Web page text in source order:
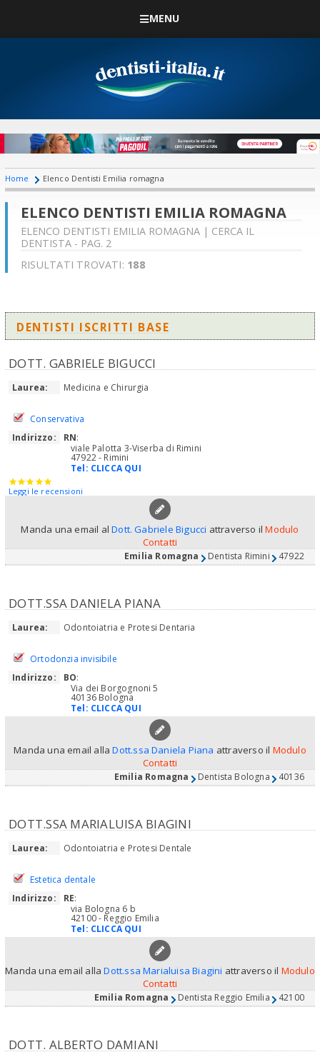
MENU
Home Elenco Dentisti Emilia romagna
ELENCO DENTISTI EMILIA ROMAGNA
ELENCO DENTISTI EMILIA ROMAGNA | CERCA IL
DENTISTA - PAG. 2
RISULTATI TROVATI: 188
DENTISTI ISCRITTI BASE
DOTT. GABRIELE BIGUCCI
Laurea: Medicina e Chirurgia
Conservativa
Indirizzo:
RN:
viale Palotta 3-Viserba di Rimini
47922 - Rimini
Tel: CLICCA QUI
Leggi le recensioni
Manda una email alDott. Gabriele Bigucci attraverso ilModulo
Contatti
Emilia Romagna Dentista Rimini 47922
DOTT.SSA DANIELA PIANA
Laurea: Odontoiatria e Protesi Dentaria
Ortodonzia invisibile
Indirizzo:
BO:
Via dei Borgognoni 5
40136 Bologna
Tel: CLICCA QUI
Manda una email allaDott.ssa Daniela Piana attraverso il Modulo
Contatti
Emilia Romagna Dentista Bologna 40136
DOTT.SSA MARIALUISA BIAGINI
Laurea: Odontoiatria e Protesi Dentale
Estetica dentale
Indirizzo:
RE:
via Bologna 6 b
42100 - Reggio Emilia
Tel: CLICCA QUI
Manda una email allaDott.ssa Marialuisa Biagini attraverso il Modulo
Contatti
Emilia Romagna Dentista Reggio Emilia 42100
DOTT. ALBERTO DAMIANI